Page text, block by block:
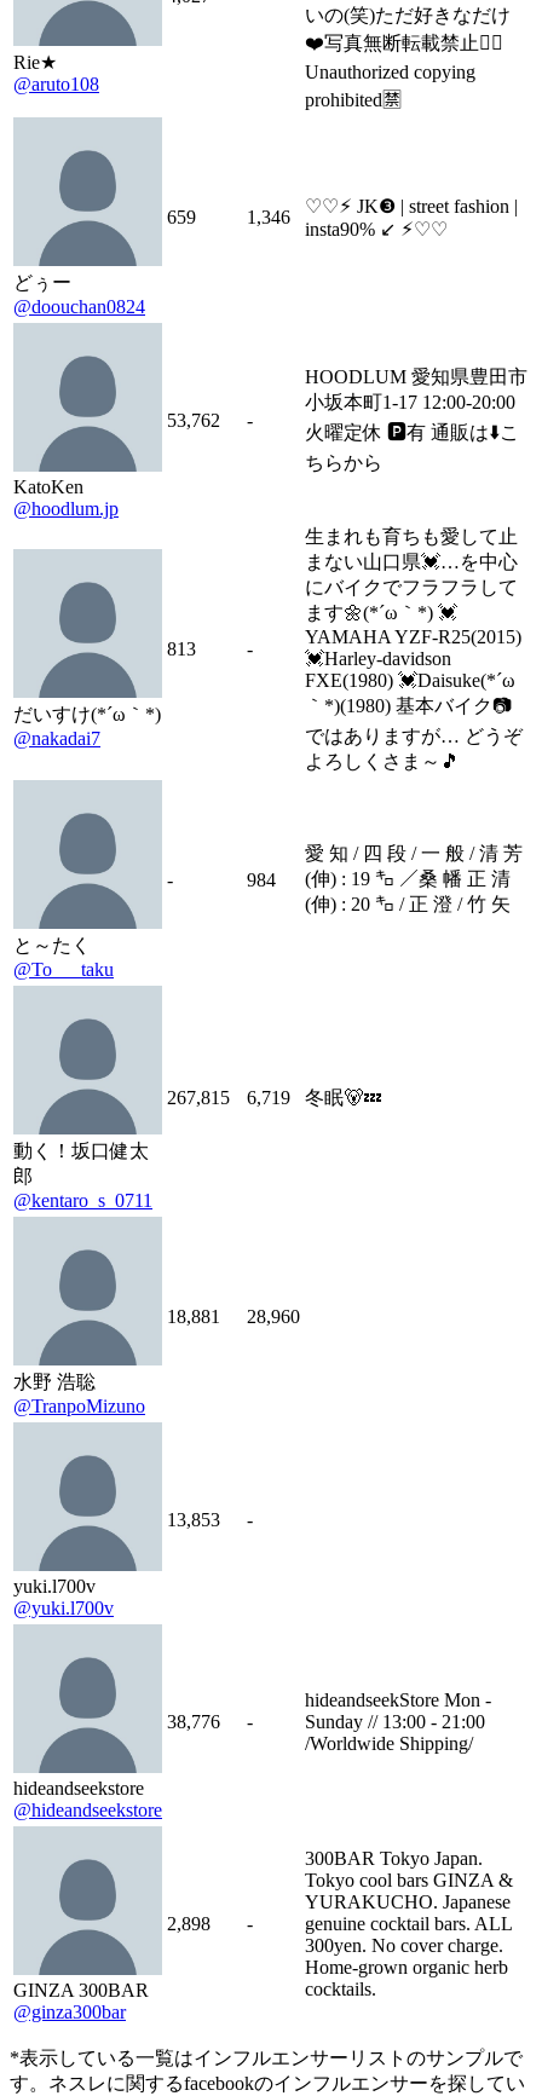
Rie★
@aruto108
いの(笑)ただ好きなだけ
❤️写真無断転載禁止🙅‍♀️
Unauthorized copying
prohibited🈲
どぅー
@doouchan0824
659 1,346
♡♡⚡︎ JK❸ | street fashion |
insta90% ↙︎ ⚡︎♡♡
KatoKen
@hoodlum.jp
53,762 -
HOODLUM 愛知県豊田市
小坂本町1-17 12:00-20:00
火曜定休 🅿︎有 通販は⬇️こ
ちらから
だいすけ(*´ω｀*)
@nakadai7
813 -
生まれも育ちも愛して止
まない山口県💓…を中心
にバイクでフラフラして
ます🌼(*´ω｀*) 💓
YAMAHA YZF-R25(2015)
💓Harley-davidson
FXE(1980) 💓Daisuke(*´ω
｀*)(1980) 基本バイク📷
ではありますが… どうぞ
よろしくさま～🎵
と～たく
@To___taku
- 984
愛 知 / 四 段 / 一 般 / 清 芳
(伸) : 19 ㌔ ／桑 幡 正 清
(伸) : 20 ㌔ / 正 澄 / 竹 矢
動く！坂口健太
郎
@kentaro_s_0711
267,815 6,719 冬眠🐻💤
水野 浩聡
@TranpoMizuno
18,881 28,960
yuki.l700v
@yuki.l700v
13,853 -
hideandseekstore
@hideandseekstore
38,776 -
hideandseekStore Mon -
Sunday // 13:00 - 21:00
/Worldwide Shipping/
GINZA 300BAR
@ginza300bar
2,898 -
300BAR Tokyo Japan.
Tokyo cool bars GINZA &
YURAKUCHO. Japanese
genuine cocktail bars. ALL
300yen. No cover charge.
Home-grown organic herb
cocktails.
*表示している一覧はインフルエンサーリストのサンプルで
す。ネスレに関するfacebookのインフルエンサーを探してい